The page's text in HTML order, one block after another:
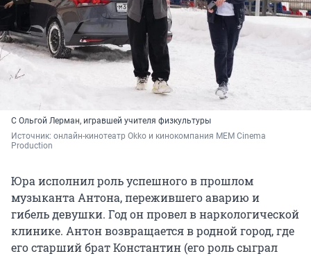
С Ольгой Лерман, игравшей учителя физкультуры
Источник: онлайн-кинотеатр Okko и кинокомпания MEM Cinema
Production
Юра исполнил роль успешного в прошлом
музыканта Антона, пережившего аварию и
гибель девушки. Год он провел в наркологической
клинике. Антон возвращается в родной город, где
его старший брат Константин (его роль сыграл